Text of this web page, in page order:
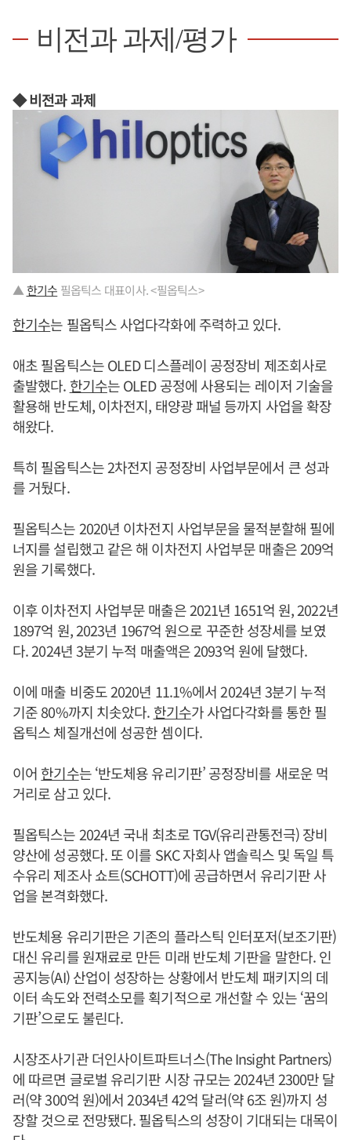
비전과 과제/평가
◆ 비전과 과제
▲한기수 필옵틱스 대표이사. <필옵틱스>
한기수는 필옵틱스 사업다각화에 주력하고 있다.
애초 필옵틱스는 OLED 디스플레이 공정장비 제조회사로
출발했다. 한기수는 OLED 공정에 사용되는 레이저 기술을
활용해 반도체, 이차전지, 태양광 패널 등까지 사업을 확장
해왔다.
특히 필옵틱스는 2차전지 공정장비 사업부문에서 큰 성과
를 거뒀다.
필옵틱스는 2020년 이차전지 사업부문을 물적분할해 필에
너지를 설립했고 같은 해 이차전지 사업부문 매출은 209억
원을 기록했다.
이후 이차전지 사업부문 매출은 2021년 1651억 원, 2022년
1897억 원, 2023년 1967억 원으로 꾸준한 성장세를 보였
다. 2024년 3분기 누적 매출액은 2093억 원에 달했다.
이에 매출 비중도 2020년 11.1%에서 2024년 3분기 누적
기준 80%까지 치솟았다. 한기수가 사업다각화를 통한 필
옵틱스 체질개선에 성공한 셈이다.
이어 한기수는 ‘반도체용 유리기판’ 공정장비를 새로운 먹
거리로 삼고 있다.
필옵틱스는 2024년 국내 최초로 TGV(유리관통전극) 장비
양산에 성공했다. 또 이를 SKC 자회사 앱솔릭스 및 독일 특
수유리 제조사 쇼트(SCHOTT)에 공급하면서 유리기판 사
업을 본격화했다.
반도체용 유리기판은 기존의 플라스틱 인터포저(보조기판)
대신 유리를 원재료로 만든 미래 반도체 기판을 말한다. 인
공지능(AI) 산업이 성장하는 상황에서 반도체 패키지의 데
이터 속도와 전력소모를 획기적으로 개선할 수 있는 ‘꿈의
기판’으로도 불린다.
시장조사기관 더인사이트파트너스(The Insight Partners)
에 따르면 글로벌 유리기판 시장 규모는 2024년 2300만 달
러(약 300억 원)에서 2034년 42억 달러(약 6조 원)까지 성
장할 것으로 전망됐다. 필옵틱스의 성장이 기대되는 대목이